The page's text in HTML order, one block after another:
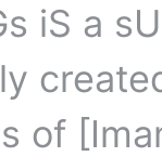
iS a
of